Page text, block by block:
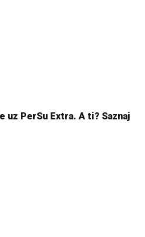
uz PerSu Extra. A ti? Saznaj